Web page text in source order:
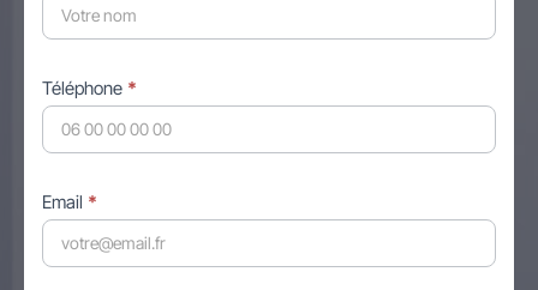
Téléphone *
Email *